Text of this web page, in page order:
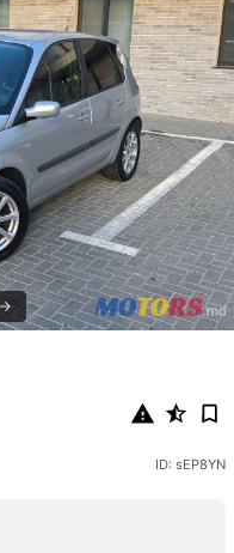
ID: sEP8YN